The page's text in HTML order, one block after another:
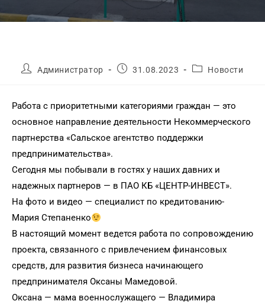
Администратор 31.08.2023 Новости
Работа с приоритетными категориями граждан — это
основное направление деятельности Некоммерческого
партнерства «Сальское агентство поддержки
предпринимательства».
Сегодня мы побывали в гостях у наших давних и
надежных партнеров — в ПАО КБ «ЦЕНТР-ИНВЕСТ».
На фото и видео — специалист по кредитованию-
Мария Степаненко
В настоящий момент ведется работа по сопровождению
проекта, связанного с привлечением финансовых
средств, для развития бизнеса начинающего
предпринимателя Оксаны Мамедовой.
Оксана — мама военнослужащего — Владимира